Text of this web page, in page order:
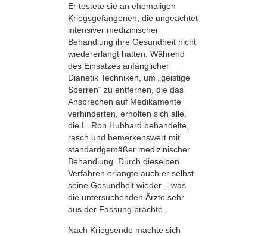
Er testete sie an ehemaligen
Kriegsgefangenen, die ungeachtet
intensiver medizinischer
Behandlung ihre Gesundheit nicht
wiedererlangt hatten. Während
des Einsatzes anfänglicher
Dianetik Techniken, um „geistige
Sperren“ zu entfernen, die das
Ansprechen auf Medikamente
verhinderten, erholten sich alle,
die L. Ron Hubbard behandelte,
rasch und bemerkenswert mit
standardgemäßer medizinischer
Behandlung. Durch dieselben
Verfahren erlangte auch er selbst
seine Gesundheit wieder – was
die untersuchenden Ärzte sehr
aus der Fassung brachte.
Nach Kriegsende machte sich